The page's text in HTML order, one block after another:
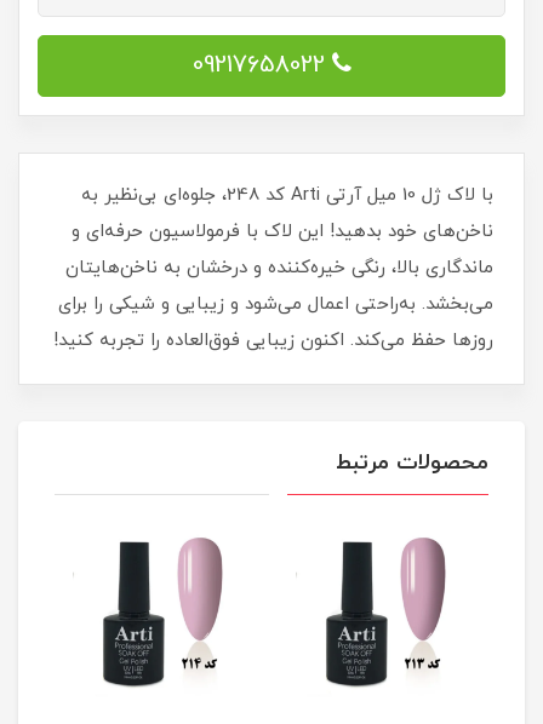
09217658022
با لاک ژل 10 میل آرتی Arti کد 248، جلوه‌ای بی‌نظیر به
ناخن‌های خود بدهید! این لاک با فرمولاسیون حرفه‌ای و
ماندگاری بالا، رنگی خیره‌کننده و درخشان به ناخن‌هایتان
می‌بخشد. به‌راحتی اعمال می‌شود و زیبایی و شیکی را برای
روزها حفظ می‌کند. اکنون زیبایی فوق‌العاده را تجربه کنید!
محصولات مرتبط